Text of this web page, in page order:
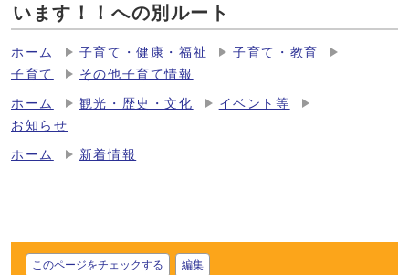
います！！への別ルート
ホーム 子育て・健康・福祉
子育て・教育
子育て
その他子育て情報
ホーム 観光・歴史・文化
イベント等
お知らせ
ホーム 新着情報
このページをチェックする 編集